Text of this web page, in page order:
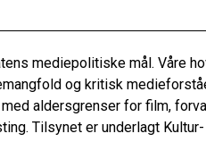
mediepolitiske mål. Våre
og kritisk
aldersgrenser for film,
Tilsynet er underlagt